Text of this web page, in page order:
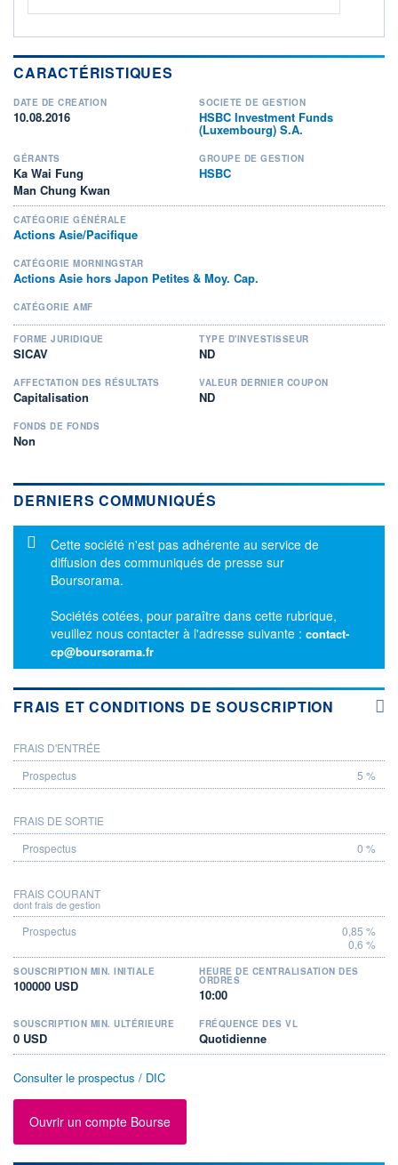
CARACTÉRISTIQUES
DATE DE CRÉATION
10.08.2016
SOCIÉTÉ DE GESTION
HSBC Investment Funds
(Luxembourg) S.A.
GÉRANTS
Ka Wai Fung
Man Chung Kwan
GROUPE DE GESTION
HSBC
CATÉGORIE GÉNÉRALE
Actions Asie/Pacifique
CATÉGORIE MORNINGSTAR
Actions Asie hors Japon Petites & Moy. Cap.
CATÉGORIE AMF
FORME JURIDIQUE
SICAV
TYPE D'INVESTISSEUR
ND
AFFECTATION DES RÉSULTATS
Capitalisation
VALEUR DERNIER COUPON
ND
FONDS DE FONDS
Non
DERNIERS COMMUNIQUÉS
Message d'information
Cette société n'est pas adhérente au service de
diffusion des communiqués de presse sur
Boursorama.
Sociétés cotées, pour paraître dans cette rubrique,
veuillez nous contacter à l'adresse suivante : contact-
cp@boursorama.fr
FRAIS ET CONDITIONS DE SOUSCRIPTION
PROSPECTUS
FRAIS D'ENTRÉE
5 %
FRAIS DE SORTIE
0 %
FRAIS COURANT
dont frais de gestion
0,85 %
0,6 %
SOUSCRIPTION MIN. INITIALE
100000 USD
HEURE DE CENTRALISATION DES
ORDRES
10:00
SOUSCRIPTION MIN. ULTÉRIEURE
0 USD
FRÉQUENCE DES VL
Quotidienne
Consulter le prospectus / DIC
Ouvrir un compte Bourse